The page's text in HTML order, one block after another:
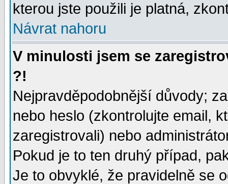
kterou jste použili je platná,
Návrat nahoru
V minulosti jsem se
?!
Nejpravděpodobnější důvody;
nebo heslo (zkontrolujte email,
zaregistrovali) nebo
Pokud je to ten druhý případ,
Je to obvyklé, že pravidelně se